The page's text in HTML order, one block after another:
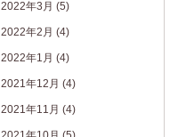
2022年3月 (5)
2022年2月 (4)
2022年1月 (4)
2021年12月 (4)
2021年11月 (4)